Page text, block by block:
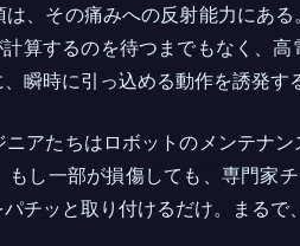
、その痛みへの反射能力にあ
算するのを待つまでもなく、
瞬時に引っ込める動作を誘発す
アたちはロボットのメンテナ
し一部が損傷しても、専門家
チッと取り付けるだけ。まるで